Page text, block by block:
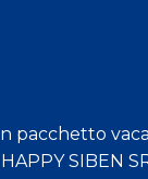
pacchetto
HAPPY SIBEN